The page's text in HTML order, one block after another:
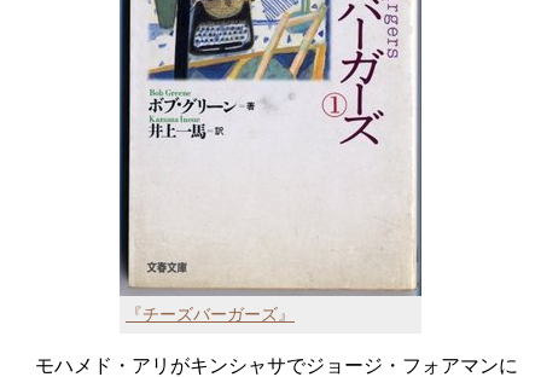
『チーズバーガーズ』
モハメド・アリがキンシャサでジョージ・フォアマンに